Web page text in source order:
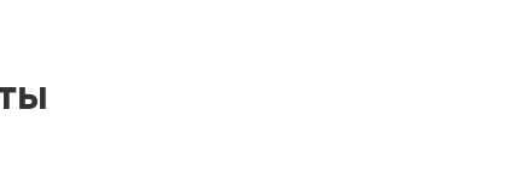
Промышленная печь для аккумуляторов